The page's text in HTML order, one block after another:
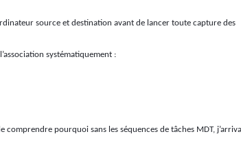
source et destination avant de lancer toute capture des
systématiquement :
comprendre pourquoi sans les séquences de tâches MDT,